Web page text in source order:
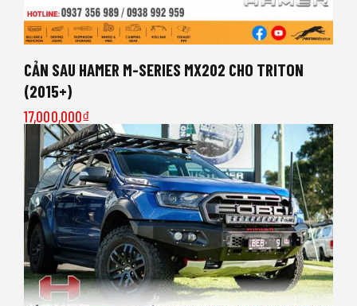
CẢN SAU HAMER M-SERIES MX202 CHO TRITON
(2015+)
17,000,000₫